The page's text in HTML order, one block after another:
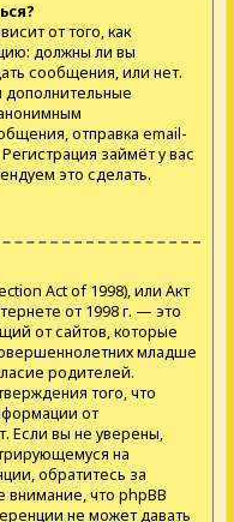
от того, как
должны ли вы
сообщения, или нет.
дополнительные
отправка email-
займёт у вас
это сделать.
Act of 1998), или Акт
от 1998 г. — это
от сайтов, которые
младше
родителей.
того, что
от
Если вы не уверены,
на
обратитесь за
внимание, что phpBB
не может давать